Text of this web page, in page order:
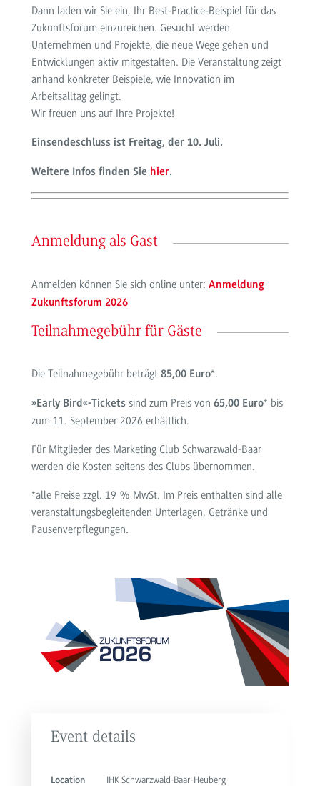
Dann laden wir Sie ein, Ihr Best‑Practice‑Beispiel für das
Zukunftsforum einzureichen. Gesucht werden
Unternehmen und Projekte, die neue Wege gehen und
Entwicklungen aktiv mitgestalten. Die Veranstaltung zeigt
anhand konkreter Beispiele, wie Innovation im
Arbeitsalltag gelingt.
Wir freuen uns auf Ihre Projekte!
Einsendeschluss ist Freitag, der 10. Juli.
Weitere Infos finden Sie hier.
Anmeldung als Gast
Anmelden können Sie sich online unter: Anmeldung
Zukunftsforum 2026
Teilnahmegebühr für Gäste
Die Teilnahmegebühr beträgt 85,00 Euro*.
»Early Bird«-Ticketssind zum Preis von 65,00 Euro* bis
zum 11. September 2026 erhältlich.
Für Mitglieder des Marketing Club Schwarzwald-Baar
werden die Kosten seitens des Clubs übernommen.
*alle Preise zzgl. 19 % MwSt. Im Preis enthalten sind alle
veranstaltungsbegleitenden Unterlagen, Getränke und
Pausenverpflegungen.
Event details
Location IHK Schwarzwald-Baar-Heuberg